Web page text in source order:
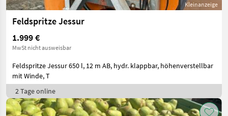
Kleinanzeige
Feldspritze Jessur
1.999 €
MwSt nicht ausweisbar
Feldspritze Jessur 650 l, 12 m AB, hydr. klappbar, höhenverstellbar
mit Winde, T
2 Tage online